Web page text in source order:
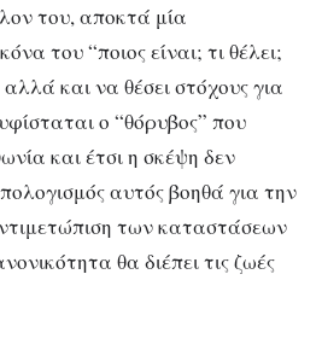
του, αποκτά μία
του “ποιος είναι; τι θέλει;
και να θέσει στόχους για
ο “θόρυβος” που
και έτσι η σκέψη δεν
αυτός βοηθά για την
των καταστάσεων
θα διέπει τις ζωές